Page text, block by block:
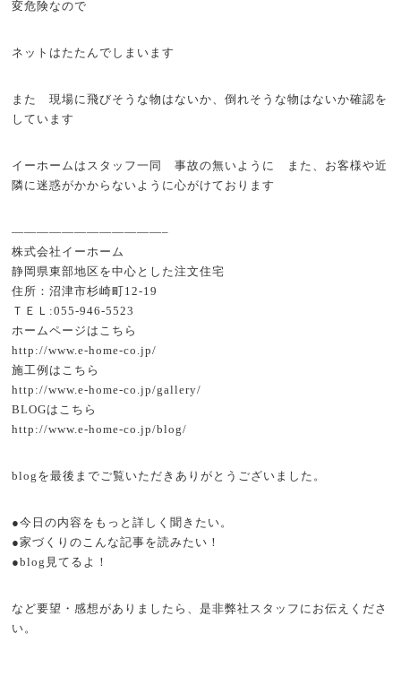
変危険なので
ネットはたたんでしまいます
また 現場に飛びそうな物はないか、倒れそうな物はないか確認を
しています
イーホームはスタッフ一同 事故の無いように また、お客様や近
隣に迷惑がかからないように心がけております
————————————–
株式会社イーホーム
静岡県東部地区を中心とした注文住宅
住所：沼津市杉崎町12-19
ＴＥＬ:055-946-5523
ホームページはこちら
http://www.e-home-co.jp/
施工例はこちら
http://www.e-home-co.jp/gallery/
BLOGはこちら
http://www.e-home-co.jp/blog/
blogを最後までご覧いただきありがとうございました。
●今日の内容をもっと詳しく聞きたい。
●家づくりのこんな記事を読みたい！
●blog見てるよ！
など要望・感想がありましたら、是非弊社スタッフにお伝えくださ
い。